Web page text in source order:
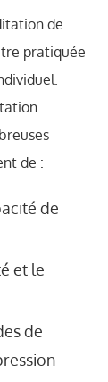
de
pratiquée
de :
de
et le
de